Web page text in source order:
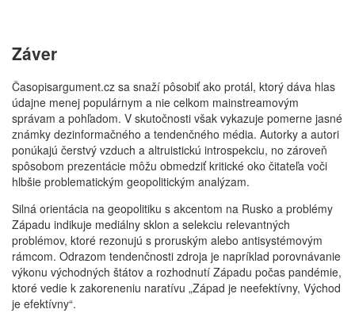
Záver
Časopisargument.cz sa snaží pôsobiť ako protál, ktorý dáva hlas
údajne menej populárnym a nie celkom mainstreamovým
správam a pohľadom. V skutočnosti však vykazuje pomerne jasné
známky dezinformačného a tendenčného média. Autorky a autori
ponúkajú čerstvý vzduch a altruistickú introspekciu, no zároveň
spôsobom prezentácie môžu obmedziť kritické oko čitateľa voči
hlbšie problematickým geopolitickým analýzam.
Silná orientácia na geopolitiku s akcentom na Rusko a problémy
Západu indikuje mediálny sklon a selekciu relevantných
problémov, ktoré rezonujú s proruským alebo antisystémovým
rámcom. Odrazom tendenčnosti zdroja je napríklad porovnávanie
výkonu východných štátov a rozhodnutí Západu počas pandémie,
ktoré vedie k zakoreneniu naratívu „Západ je neefektívny, Východ
je efektívny“.